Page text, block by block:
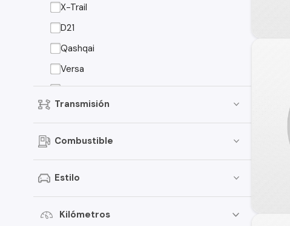
X-Trail
D21
Qashqai
Versa
Kicks
Terrano
March
Tiida
Transmisión
Combustible
Estilo
Kilómetros